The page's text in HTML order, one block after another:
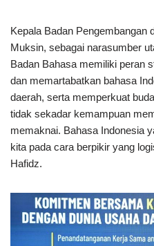
Kepala Badan Pengembangan
Muksin, sebagai narasumber
Badan Bahasa memiliki peran
dan memartabatkan bahasa
daerah, serta memperkuat
tidak sekadar kemampuan
memaknai. Bahasa Indonesia
kita pada cara berpikir yang
Hafidz.